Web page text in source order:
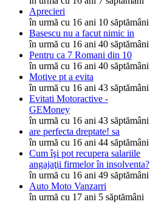
Aprecieri
în urmă cu 16 ani 10 săptămâni
Basescu nu a facut nimic in
în urmă cu 16 ani 40 săptămâni
Pentru ca 7 Romani din 10
în urmă cu 16 ani 40 săptămâni
Motive pt a evita
în urmă cu 16 ani 43 săptămâni
Evitati Motoractive -
GEMoney
în urmă cu 16 ani 43 săptămâni
are perfecta dreptate! sa
în urmă cu 16 ani 44 săptămâni
Cum îşi pot recupera salariile
angajaţii firmelor în insolventa?
în urmă cu 16 ani 49 săptămâni
Auto Moto Vanzarri
în urmă cu 17 ani 5 săptămâni